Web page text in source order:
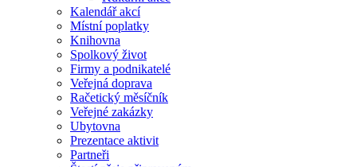
Kalendář akcí
Místní poplatky
Knihovna
Spolkový život
Firmy a podnikatelé
Veřejná doprava
Račetický měsíčník
Veřejné zakázky
Ubytovna
Prezentace aktivit
Partneři